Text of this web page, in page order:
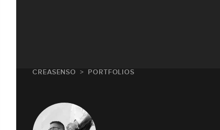
CREASENSO PORTFOLIOS